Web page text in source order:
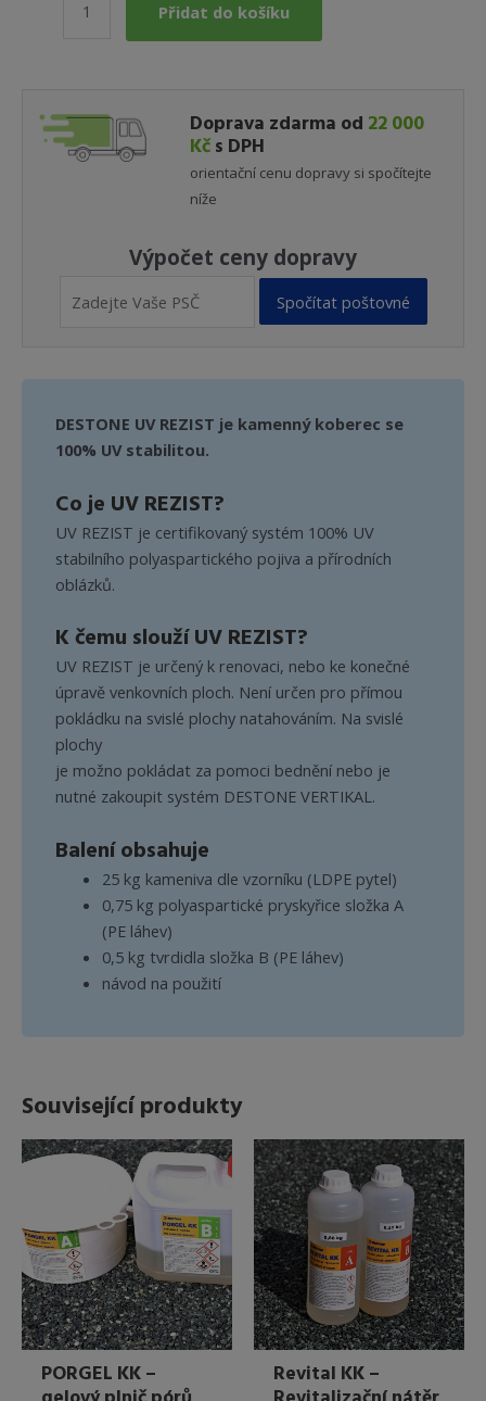
ochrana
Přidat do košíku
Doprava zdarma od 22 000
Kčs DPH
orientační cenu dopravy si spočítejte
níže
Výpočet ceny dopravy
Spočítat poštovné
DESTONE UV REZIST je kamenný koberec se
100% UV stabilitou.
Co je UV REZIST?
UV REZIST je certifikovaný systém 100% UV
stabilního polyaspartického pojiva a přírodních
oblázků.
K čemu slouží UV REZIST?
UV REZIST je určený k renovaci, nebo ke konečné
úpravě venkovních ploch. Není určen pro přímou
pokládku na svislé plochy natahováním. Na svislé
plochy
je možno pokládat za pomoci bednění nebo je
nutné zakoupit systém DESTONE VERTIKAL.
Balení obsahuje
25 kg kameniva dle vzorníku (LDPE pytel)
0,75 kg polyaspartické pryskyřice složka A
(PE láhev)
0,5 kg tvrdidla složka B (PE láhev)
návod na použití
Související produkty
PORGEL KK – Revital KK –